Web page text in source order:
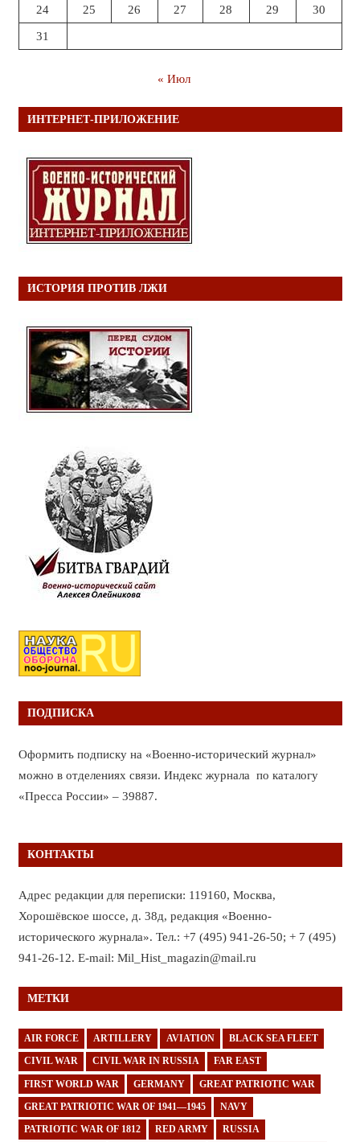
24 25 26 27 28 29 30
31
« Июл
ИНТЕРНЕТ-ПРИЛОЖЕНИЕ
ИСТОРИЯ ПРОТИВ ЛЖИ
ПОДПИСКА
Оформить подписку на «Военно-исторический журнал»
можно в отделениях связи. Индекс журнала по каталогу
«Пресса России» – 39887.
КОНТАКТЫ
Адрес редакции для переписки: 119160, Москва,
Хорошёвское шоссе, д. 38д, редакция «Военно-
исторического журнала». Тел.: +7 (495) 941-26-50; + 7 (495)
941-26-12. E-mail: Mil_Hist_magazin@mail.ru
МЕТКИ
AIR FORCE ARTILLERY AVIATION BLACK SEA FLEET
CIVIL WAR CIVIL WAR IN RUSSIA FAR EAST
FIRST WORLD WAR GERMANY GREAT PATRIOTIC WAR
GREAT PATRIOTIC WAR OF 1941—1945 NAVY
PATRIOTIC WAR OF 1812 RED ARMY RUSSIA